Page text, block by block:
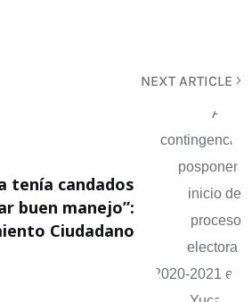
NEXT ARTICLE
tenía candados
buen manejo”:
Ciudadano